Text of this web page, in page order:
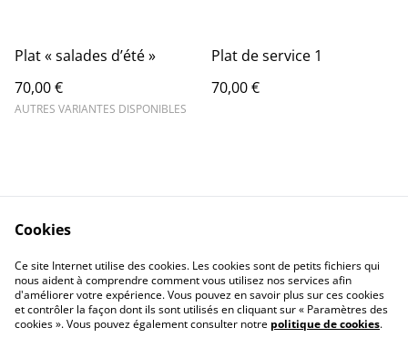
Plat « salades d’été »
70,00 €
AUTRES VARIANTES DISPONIBLES
Plat de service 1
70,00 €
nous contacter
Legal Terms
Privacy Policy
Cookie Policy
Cookies
Ce site Internet utilise des cookies. Les cookies sont de petits fichiers qui
nous aident à comprendre comment vous utilisez nos services afin
d'améliorer votre expérience. Vous pouvez en savoir plus sur ces cookies
et contrôler la façon dont ils sont utilisés en cliquant sur « Paramètres des
cookies ». Vous pouvez également consulter notre politique de cookies.